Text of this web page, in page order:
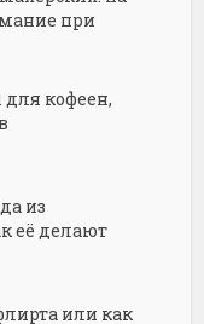
при
кофеен,
из
её делают
или как